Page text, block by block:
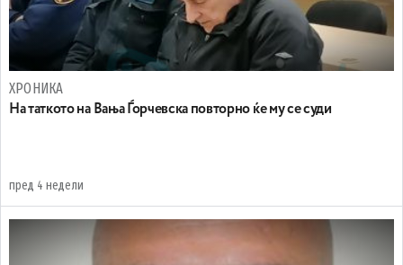
ХРОНИКА
На таткото на Вања Ѓорчевска повторно ќе му се суди
пред 4 недели